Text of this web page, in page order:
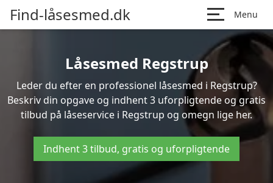
Find-låsesmed.dk Menu
Låsesmed Regstrup
Leder du efter en professionel låsesmed i Regstrup?
Beskriv din opgave og indhent 3 uforpligtende og gratis
tilbud på låseservice i Regstrup og omegn lige her.
Indhent 3 tilbud, gratis og uforpligtende